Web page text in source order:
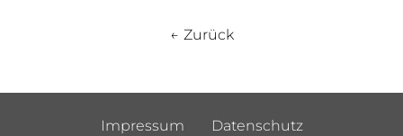
← Zurück
Impressum
Datenschutz